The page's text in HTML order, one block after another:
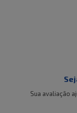
Sua avaliação